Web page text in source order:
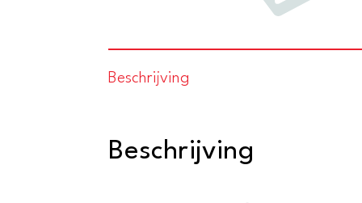
Beschrijving
Beschrijving